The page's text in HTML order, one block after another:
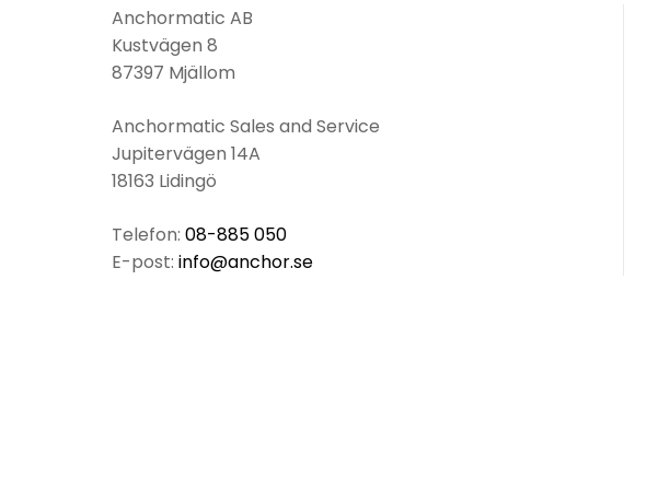
Anchormatic AB
Kustvägen 8
87397 Mjällom
Anchormatic Sales and Service
Jupitervägen 14A
18163 Lidingö
Telefon: 08-885 050
E-post: info@anchor.se